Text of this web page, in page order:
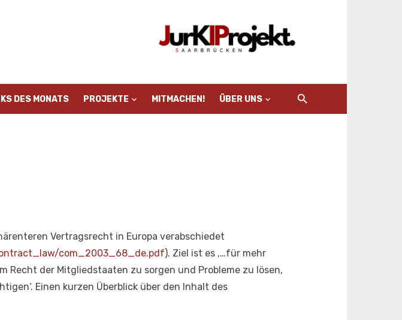
DES MONATS PROJEKTE MITMACHEN! ÜBER UNS
Vertragsrecht in Europa verabschiedet
com_2003_68_de.pdf). Ziel ist es ‚…für mehr
Recht der Mitgliedstaaten zu sorgen und Probleme zu lösen,
Einen kurzen Überblick über den Inhalt des